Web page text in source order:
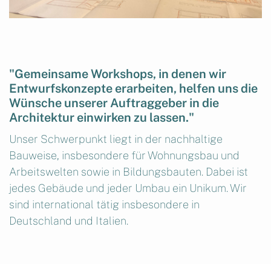
"Gemeinsame Workshops, in denen wir
Entwurfskonzepte erarbeiten, helfen uns die
Wünsche unserer Auftraggeber in die
Architektur einwirken zu lassen."
Unser Schwerpunkt liegt in der nachhaltige
Bauweise, insbesondere für Wohnungsbau und
Arbeitswelten sowie in Bildungsbauten. Dabei ist
jedes Gebäude und jeder Umbau ein Unikum. Wir
sind international tätig insbesondere in
Deutschland und Italien.